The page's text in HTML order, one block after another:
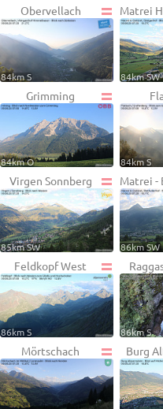
Obervellach
84km S
Matrei
84km SW
Grimming
84km O 84km S
Virgen Sonnberg
85km SW
Matrei -
86km SW
Feldkopf West
86km S 86km S
Mörtschach Burg